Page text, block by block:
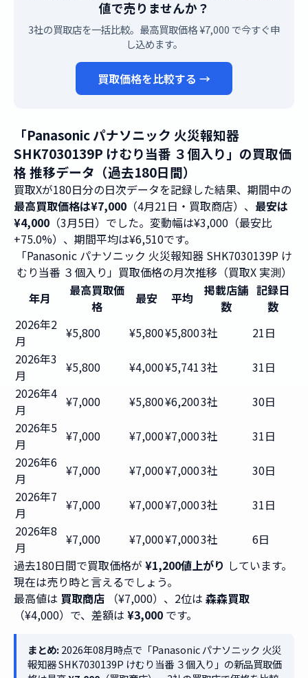
値で売りませんか？
3社の買取店を一括比較。最高買取価格 ¥7,000 で今すぐ申
し込めます。
買取価格を比較する →
「Panasonic パナソニック 火災報知器
SHK7030139P けむり当番 ３個入り」の買取価
格 推移データ（過去180日間）
買取Xが180日分の日次データを記録した結果、期間中の
最高買取価格は¥7,000 （4月21日・買取商店）、 最安は
¥4,000 （3月5日）でした。変動幅は¥3,000（最安比
+75.0%）、期間平均は¥6,510です。
「Panasonic パナソニック 火災報知器 SHK7030139P け
むり当番 ３個入り」買取価格の月次推移（買取X 実測）
年月
最高買取価
格
最安 平均
掲載店舗
数
記録日
数
2026年2
月
¥5,800 ¥5,800¥5,8003社
21日
2026年3
月
¥5,800 ¥4,000¥5,7413社
31日
2026年4
月
¥7,000 ¥5,800¥6,2003社
30日
2026年5
月
¥7,000 ¥7,000¥7,0003社
31日
2026年6
月
¥7,000 ¥7,000¥7,0003社
30日
2026年7
月
¥7,000 ¥7,000¥7,0003社
31日
2026年8
月
¥7,000 ¥7,000¥7,0003社
6日
過去180日間で買取価格が ¥1,200値上がり しています。
現在は売り時と言えるでしょう。
最高値は 買取商店 （¥7,000）、2位は 森森買取
（¥4,000）で、差額は ¥3,000 です。
まとめ:2026年08月時点で「Panasonic パナソニック 火災
報知器 SHK7030139P けむり当番 ３個入り」の新品買取価